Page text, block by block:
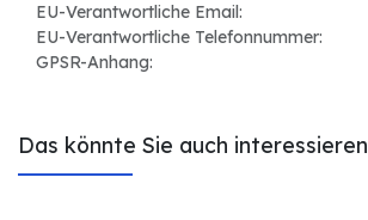
EU-Verantwortliche Email:
EU-Verantwortliche Telefonnummer:
GPSR-Anhang:
Das könnte Sie auch interessieren